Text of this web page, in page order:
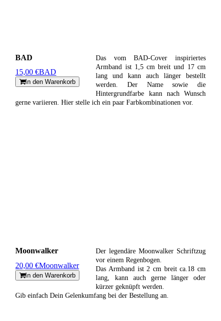
BAD
15,00 €BAD
In den Warenkorb
Das vom BAD-Cover inspiriertes
Armband ist 1,5 cm breit und 17 cm
lang und kann auch länger bestellt
werden. Der Name sowie die
Hintergrundfarbe kann nach Wunsch
gerne variieren. Hier stelle ich ein paar Farbkombinationen vor.
Moonwalker
20,00 €Moonwalker
In den Warenkorb
Der legendäre Moonwalker Schriftzug
vor einem Regenbogen.
Das Armband ist 2 cm breit ca.18 cm
lang, kann auch gerne länger oder
kürzer geknüpft werden.
Gib einfach Dein Gelenkumfang bei der Bestellung an.